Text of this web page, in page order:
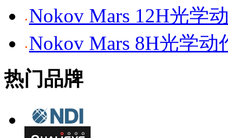
Nokov Mars 12H光学
Nokov Mars 8H光学动
热门品牌